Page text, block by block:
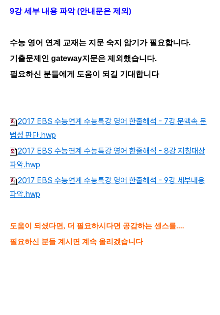
9강 세부 내용 파악 (안내문은 제외)
수능 영어 연계 교재는 지문 숙지 암기가 필요합니다.
기출문제인 gateway지문은 제외했습니다.
필요하신 분들에게 도움이 되길 기대합니다
2017 EBS 수능연계 수능특강 영어 한줄해석 - 7강 문맥속 문
법성 판단.hwp
2017 EBS 수능연계 수능특강 영어 한줄해석 - 8강 지칭대상
파악.hwp
2017 EBS 수능연계 수능특강 영어 한줄해석 - 9강 세부내용
파악.hwp
도움이 되셨다면, 더 필요하시다면 공감하는 센스를....
필요하신 분들 계시면 계속 올리겠습니다